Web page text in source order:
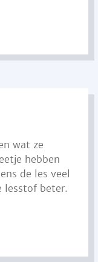
wat ze
hebben
de les veel
lesstof beter.